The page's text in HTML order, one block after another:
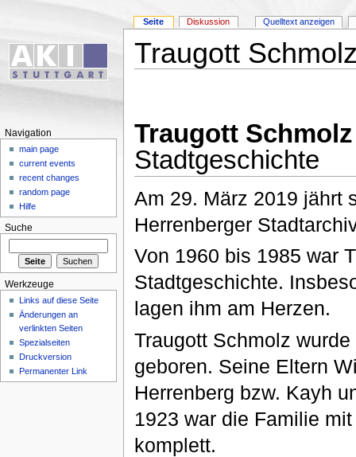
Traugott
Traugott Schmolz
Stadtgeschichte
Am 29. März 2019 jährt
Herrenberger
Von 1960 bis 1985 war
Stadtgeschichte.
lagen ihm am Herzen.
Traugott Schmolz
geboren. Seine Eltern
Herrenberg bzw. Kayh
1923 war die Familie
komplett.
Seite Diskussion Quelltext anzeigen
Navigation
main page
current events
recent changes
random page
Hilfe
Suche
Werkzeuge
Links auf diese Seite
Änderungen an
verlinkten Seiten
Spezialseiten
Druckversion
Permanenter Link